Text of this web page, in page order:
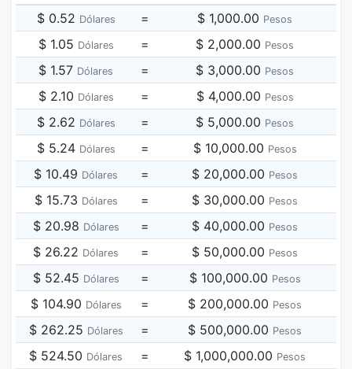
$ 0.52 Dólares = $ 1,000.00 Pesos
$ 1.05 Dólares = $ 2,000.00 Pesos
$ 1.57 Dólares = $ 3,000.00 Pesos
$ 2.10 Dólares = $ 4,000.00 Pesos
$ 2.62 Dólares = $ 5,000.00 Pesos
$ 5.24 Dólares = $ 10,000.00 Pesos
$ 10.49 Dólares = $ 20,000.00 Pesos
$ 15.73 Dólares = $ 30,000.00 Pesos
$ 20.98 Dólares = $ 40,000.00 Pesos
$ 26.22 Dólares = $ 50,000.00 Pesos
$ 52.45 Dólares = $ 100,000.00 Pesos
$ 104.90 Dólares = $ 200,000.00 Pesos
$ 262.25 Dólares = $ 500,000.00 Pesos
$ 524.50 Dólares = $ 1,000,000.00 Pesos